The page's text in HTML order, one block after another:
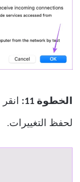
الخطوة 11:
لحفظ التغييرات.